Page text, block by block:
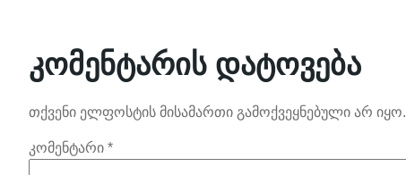
კომენტარის დატოვება
თქვენი ელფოსტის მისამართი გამოქვეყნებული არ იყო.
კომენტარი *